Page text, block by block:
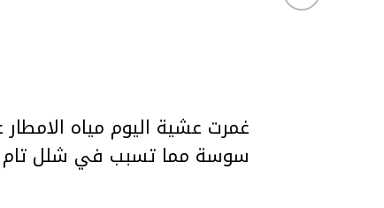
غمرت عشية اليوم مياه
سوسة مما تسبب في شلل تام